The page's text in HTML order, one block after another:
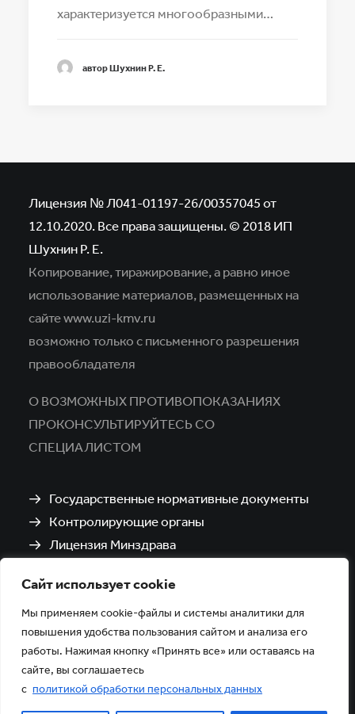
Сайт использует cookie
Мы применяем cookie-файлы и системы аналитики для
повышения удобства пользования сайтом и анализа его
работы. Нажимая кнопку «Принять все» или оставаясь на
сайте, вы соглашаетесь
с политикой обработки персональных данных
характеризуется многообразными…
автор Шухнин Р. Е.
Лицензия № Л041-01197-26/00357045 от
12.10.2020. Все права защищены. © 2018 ИП
Шухнин Р. Е.
Копирование, тиражирование, а равно иное
использование материалов,размещенных на
сайте www.uzi-kmv.ru
возможно только с письменного разрешения
правообладателя
О ВОЗМОЖНЫХ ПРОТИВОПОКАЗАНИЯХ
ПРОКОНСУЛЬТИРУЙТЕСЬ СО
СПЕЦИАЛИСТОМ
Государственные нормативные документы
Контролирующие органы
Лицензия Минздрава
Политика обработки и защиты персональных
данных